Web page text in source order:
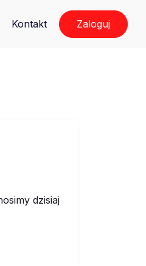
Kontakt Zaloguj
dzisiaj